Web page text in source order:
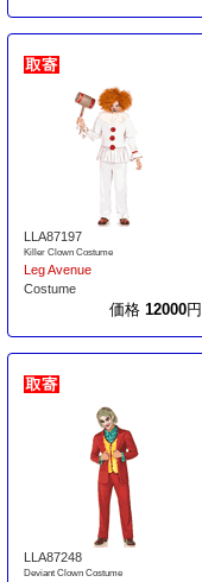
LLA87197
Killer Clown Costume
Leg Avenue
Costume
価格 12000円
LLA87248
Deviant Clown Costume